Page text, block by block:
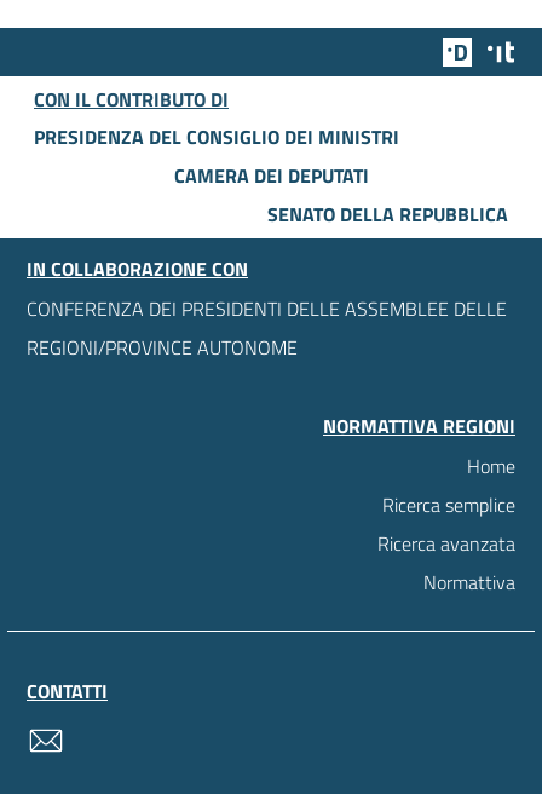
Team
CON IL CONTRIBUTO DI
PRESIDENZA DEL CONSIGLIO DEI MINISTRI
CAMERA DEI DEPUTATI
SENATO DELLA REPUBBLICA
IN COLLABORAZIONE CON
CONFERENZA DEI PRESIDENTI DELLE ASSEMBLEE DELLE
REGIONI/PROVINCE AUTONOME
NORMATTIVA REGIONI
Home
Ricerca semplice
Ricerca avanzata
Normattiva
CONTATTI